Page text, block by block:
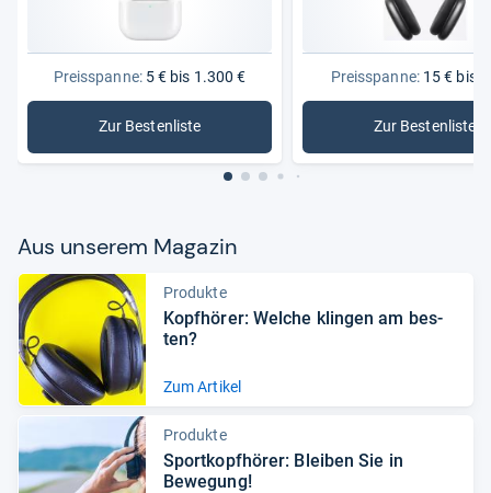
Preisspanne:5 € bis 1.300 €
Zur Bestenliste
: Kopfhörer
Preisspanne:15 € bis
Zur Bestenliste
:
Aus unse­rem Maga­zin
Produkte
Kopf­hö­rer: Wel­che klin­gen am bes­
ten?
Zum Artikel
Produkte
Sport­kopf­hö­rer: Blei­ben Sie in
Bewe­gung!